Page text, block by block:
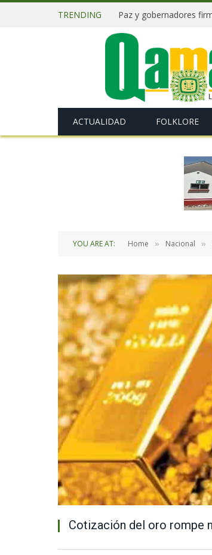
TRENDING
ACTUALIDAD FOLKLORE
YOU ARE AT: Home » Nacional »
Cotización del oro rompe